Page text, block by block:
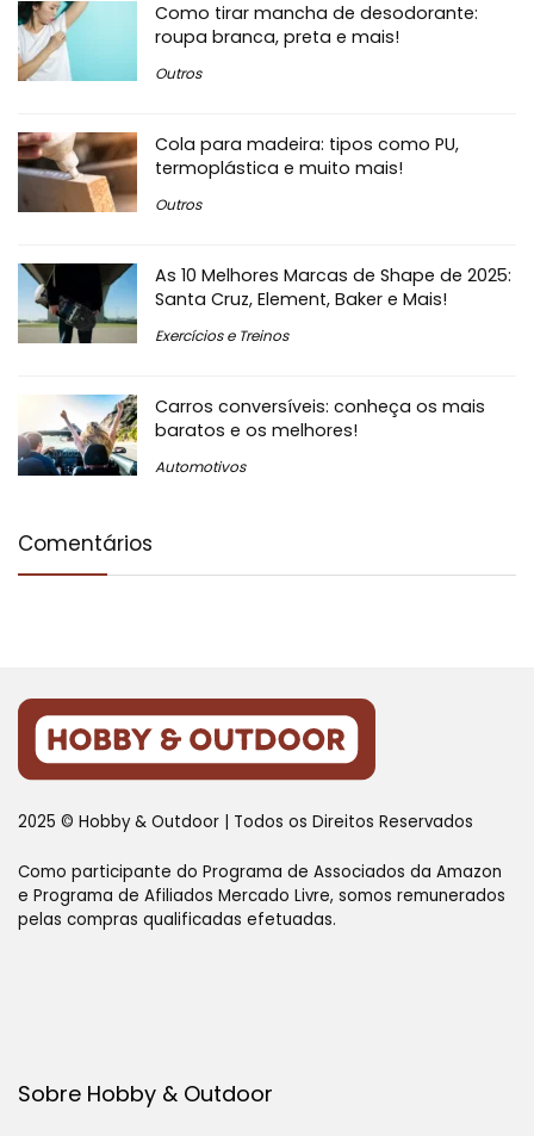
Como tirar mancha de desodorante:
roupa branca, preta e mais!
Outros
Cola para madeira: tipos como PU,
termoplástica e muito mais!
Outros
As 10 Melhores Marcas de Shape de 2025:
Santa Cruz, Element, Baker e Mais!
Exercícios e Treinos
Carros conversíveis: conheça os mais
baratos e os melhores!
Automotivos
Comentários
2025 © Hobby & Outdoor | Todos os Direitos Reservados
Como participante do Programa de Associados da Amazon
e Programa de Afiliados Mercado Livre, somos remunerados
pelas compras qualificadas efetuadas.
Sobre Hobby & Outdoor